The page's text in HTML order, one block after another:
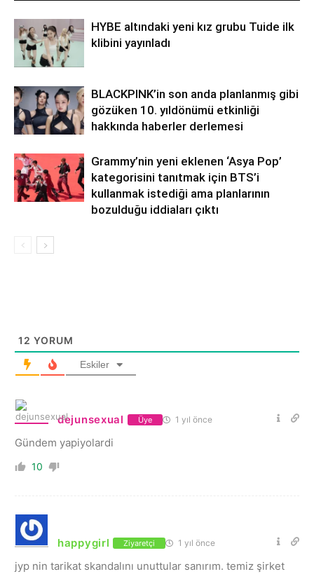
HYBE altındaki yeni kız grubu Tuide ilk
klibini yayınladı
BLACKPINK’in son anda planlanmış gibi
gözüken 10. yıldönümü etkinliği
hakkında haberler derlemesi
Grammy’nin yeni eklenen ‘Asya Pop’
kategorisini tanıtmak için BTS’i
kullanmak istediği ama planlarının
bozulduğu iddiaları çıktı
12 YORUM
Eskiler
dejunsexual Üye 1 yıl önce
Gündem yapiyolardi
10
happygirl Ziyaretçi 1 yıl önce
jyp nin tarikat skandalını unuttular sanırım. temiz şirket